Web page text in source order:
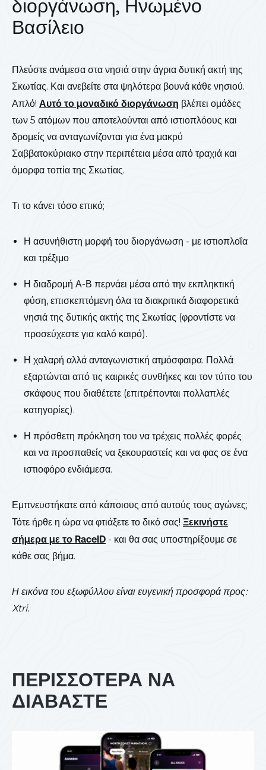
διοργάνωση, Ηνωμένο
Βασίλειο
Πλεύστε ανάμεσα στα νησιά στην άγρια δυτική ακτή της
Σκωτίας. Και ανεβείτε στα ψηλότερα βουνά κάθε νησιού.
Απλό! Αυτό το μοναδικό διοργάνωση βλέπει ομάδες
των 5 ατόμων που αποτελούνται από ιστιοπλόους και
δρομείς να ανταγωνίζονται για ένα μακρύ
Σαββατοκύριακο στην περιπέτεια μέσα από τραχιά και
όμορφα τοπία της Σκωτίας.
Τι το κάνει τόσο επικό;
Η ασυνήθιστη μορφή του διοργάνωση - με ιστιοπλοΐα
και τρέξιμο
Η διαδρομή Α-Β περνάει μέσα από την εκπληκτική
φύση, επισκεπτόμενη όλα τα διακριτικά διαφορετικά
νησιά της δυτικής ακτής της Σκωτίας (φροντίστε να
προσεύχεστε για καλό καιρό).
Η χαλαρή αλλά ανταγωνιστική ατμόσφαιρα. Πολλά
εξαρτώνται από τις καιρικές συνθήκες και τον τύπο του
σκάφους που διαθέτετε (επιτρέπονται πολλαπλές
κατηγορίες).
Η πρόσθετη πρόκληση του να τρέχεις πολλές φορές
και να προσπαθείς να ξεκουραστείς και να φας σε ένα
ιστιοφόρο ενδιάμεσα.
Εμπνευστήκατε από κάποιους από αυτούς τους αγώνες;
Τότε ήρθε η ώρα να φτιάξετε το δικό σας! Ξεκινήστε
σήμερα με το RaceID - και θα σας υποστηρίξουμε σε
κάθε σας βήμα.
Η εικόνα του εξωφύλλου είναι ευγενική προσφορά προς:
Xtri.
ΠΕΡΙΣΣΟΤΕΡΑ ΝΑ
ΔΙΑΒΑΣΤΕ